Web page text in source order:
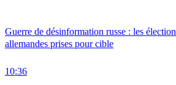
Guerre de désinformation russe : les
allemandes prises pour cible
10:36